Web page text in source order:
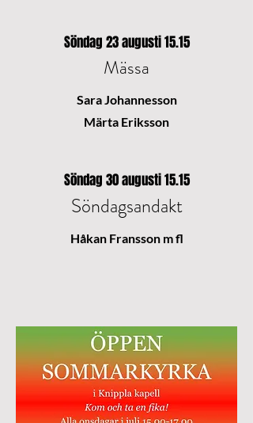
Söndag 23 augusti 15.15
Mässa
Sara Johannesson
Märta Eriksson
Söndag 30 augusti 15.15
Söndagsandakt
Håkan Fransson m fl